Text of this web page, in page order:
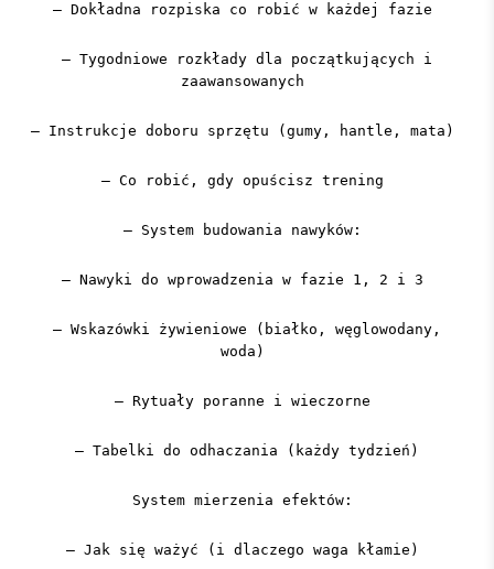
– Dokładna rozpiska co robić w każdej fazie
– Tygodniowe rozkłady dla początkujących i
zaawansowanych
– Instrukcje doboru sprzętu (gumy, hantle, mata)
– Co robić, gdy opuścisz trening
– System budowania nawyków:
– Nawyki do wprowadzenia w fazie 1, 2 i 3
– Wskazówki żywieniowe (białko, węglowodany,
woda)
– Rytuały poranne i wieczorne
– Tabelki do odhaczania (każdy tydzień)
System mierzenia efektów:
– Jak się ważyć (i dlaczego waga kłamie)